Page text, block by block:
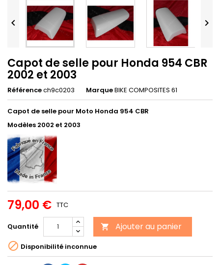
 
Capot de selle pour Honda 954 CBR
2002 et 2003
Référencech9c0203 MarqueBIKE COMPOSITES 61
Capot de selle pour Moto Honda 954 CBR
Modèles 2002 et 2003
79,00 € TTC
Quantité  Ajouter au panier
 Disponibilité inconnue